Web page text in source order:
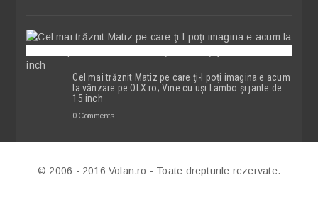
Cel mai trăznit Matiz pe care ţi-l poţi imagina e acum
la vânzare pe OLX.ro; Vine cu uşi Lambo şi jante de
15 inch
0 Comments
© 2006 - 2016 Volan.ro - Toate drepturile rezervate.